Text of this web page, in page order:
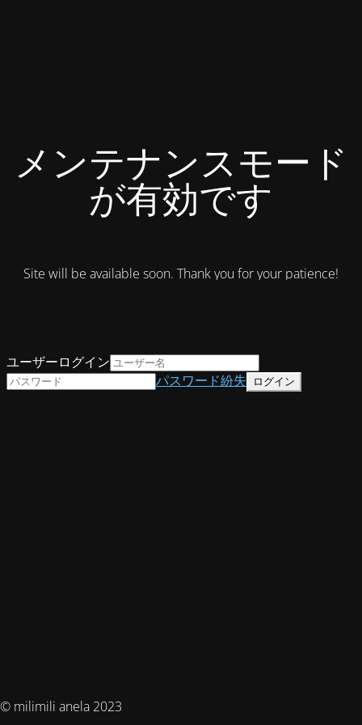
メンテナンスモード
が有効です
Site will be available soon. Thank you for your patience!
© milimili anela 2023
ユーザーログイン
パスワード紛失